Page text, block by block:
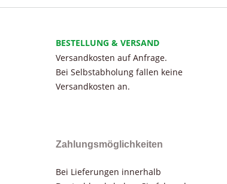
BESTELLUNG & VERSAND
Versandkosten auf Anfrage.
Bei Selbstabholung fallen keine
Versandkosten an.
Zahlungsmöglichkeiten
Bei Lieferungen innerhalb